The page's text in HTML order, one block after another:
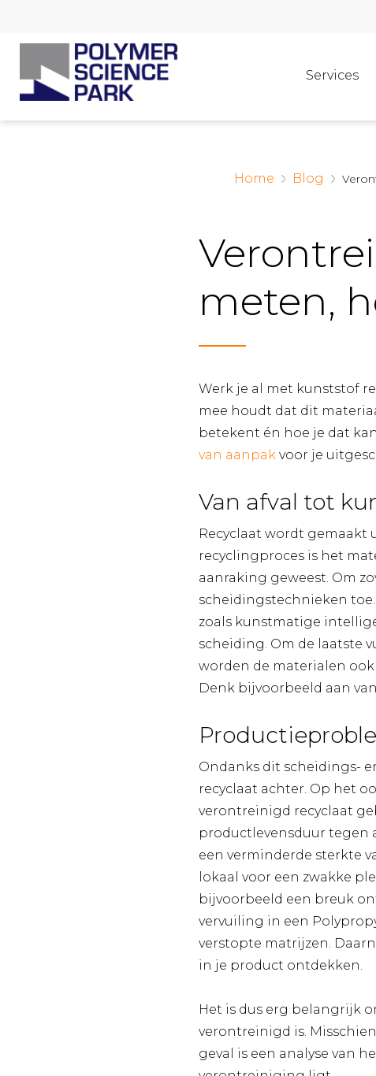
Services
Home Blog
meten,
Werk je al met kunststof
mee houdt dat dit
betekent én hoe je dat
van aanpak voor je
Van afval tot
Recyclaat wordt gemaakt
recyclingproces is het
aanraking geweest. Om
scheidingstechnieken
zoals kunstmatige
scheiding. Om de laatste
worden de materialen
Denk bijvoorbeeld aan
Ondanks dit scheidings-
recyclaat achter. Op het
verontreinigd recyclaat
productlevensduur tegen
een verminderde sterkte
lokaal voor een zwakke
bijvoorbeeld een breuk
vervuiling in een
verstopte matrijzen.
in je product ontdekken.
Het is dus erg belangrijk
verontreinigd is.
geval is een analyse van